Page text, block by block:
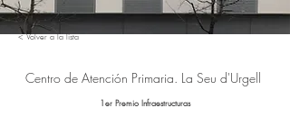
< Volver a la lista
Centro de Atención Primaria. La Seu d'Urgell
1er Premio Infraestructuras